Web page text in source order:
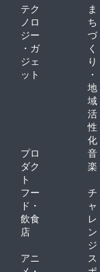
テク
ノロ
ジー
・ガ
ジェ
ット
ま
ち
づ
く
り
・
地
域
活
性
化
プロ
ダク
ト
音
楽
フー
ド・
飲食
店
チ
ャ
レ
ン
ジ
アニ
ス